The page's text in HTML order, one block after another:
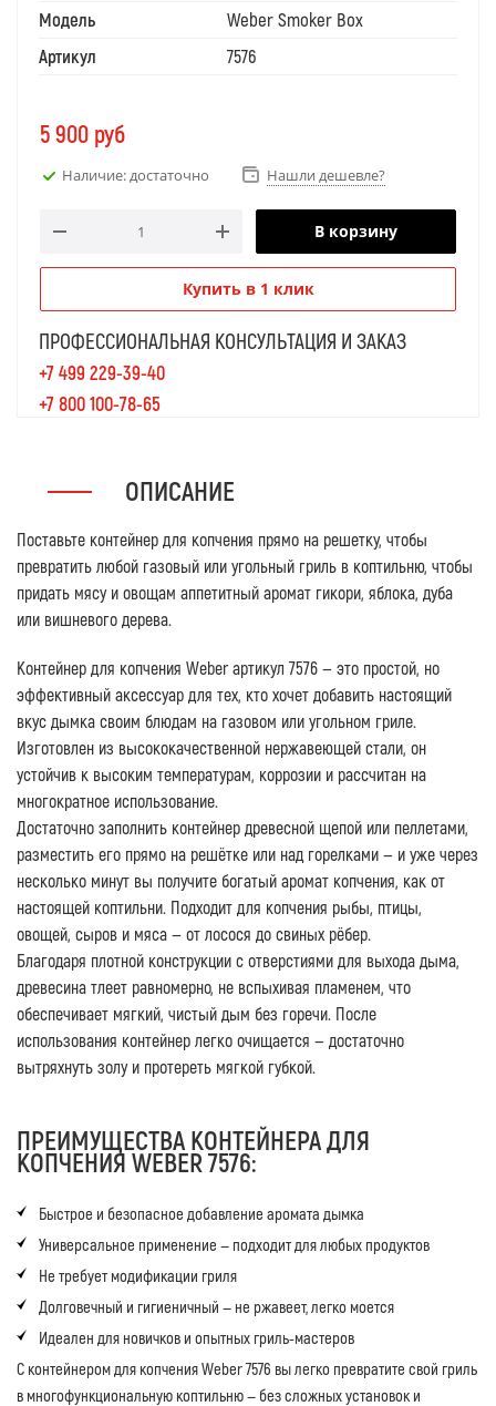
Модель
Weber Smoker Box
Артикул
7576
5 900 руб
Наличие: достаточно Нашли дешевле?
В корзину
Купить в 1 клик
ПРОФЕССИОНАЛЬНАЯ КОНСУЛЬТАЦИЯ И ЗАКАЗ
+7 499 229-39-40
+7 800 100-78-65
ОПИСАНИЕ
Поставьте контейнер для копчения прямо на решетку, чтобы
превратить любой газовый или угольный гриль в коптильню, чтобы
придать мясу и овощам аппетитный аромат гикори, яблока, дуба
или вишневого дерева.
Контейнер для копчения Weber артикул 7576 — это простой, но
эффективный аксессуар для тех, кто хочет добавить настоящий
вкус дымка своим блюдам на газовом или угольном гриле.
Изготовлен из высококачественной нержавеющей стали, он
устойчив к высоким температурам, коррозии и рассчитан на
многократное использование.
Достаточно заполнить контейнер древесной щепой или пеллетами,
разместить его прямо на решётке или над горелками — и уже через
несколько минут вы получите богатый аромат копчения, как от
настоящей коптильни. Подходит для копчения рыбы, птицы,
овощей, сыров и мяса — от лосося до свиных рёбер.
Благодаря плотной конструкции с отверстиями для выхода дыма,
древесина тлеет равномерно, не вспыхивая пламенем, что
обеспечивает мягкий, чистый дым без горечи. После
использования контейнер легко очищается — достаточно
вытряхнуть золу и протереть мягкой губкой.
ПРЕИМУЩЕСТВА КОНТЕЙНЕРА ДЛЯ
КОПЧЕНИЯ WEBER 7576:
Быстрое и безопасное добавление аромата дымка
Универсальное применение — подходит для любых продуктов
Не требует модификации гриля
Долговечный и гигиеничный — не ржавеет, легко моется
Идеален для новичков и опытных гриль-мастеров
С контейнером для копчения Weber 7576 вы легко превратите свой гриль
в многофункциональную коптильню — без сложных установок и